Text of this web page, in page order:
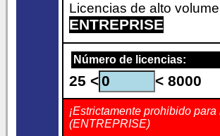
Licencias de alto
ENTREPRISE
Número de licencias:
25 < < 8000
¡Estrictamente prohibido
(ENTREPRISE)